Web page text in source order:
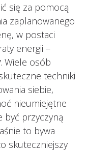
się za pomocą
zaplanowanego
w postaci
energii –
. Wiele osób
techniki
siebie,
nieumiejętne
być przyczyną
to bywa
skuteczniejszy